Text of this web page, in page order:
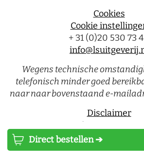
Direct bestellen ➔
Cookies
Cookie
+ 31 (0)20 530 73
Wegens technische
telefonisch minder goed
naar naar bovenstaand e-
Disclaimer
Privacystatement
Luitingh-Sijthoff ©